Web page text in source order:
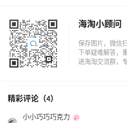
海淘小顾问
精彩评论（4）
小小巧巧巧克力